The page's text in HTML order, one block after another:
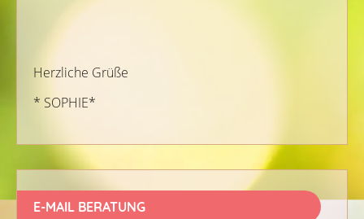
Herzliche Grüße
* SOPHIE*
E-MAIL BERATUNG